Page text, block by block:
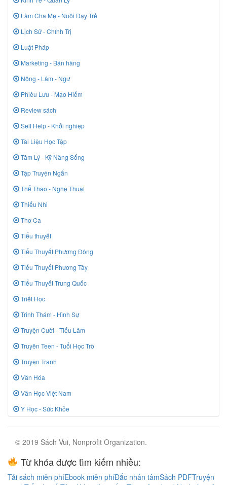
Làm Cha Mẹ - Nuôi Dạy Trẻ
Lịch Sử - Chính Trị
Luật Pháp
Marketing - Bán hàng
Nông - Lâm - Ngư
Phiêu Lưu - Mạo Hiểm
Review sách
Self Help - Khởi nghiệp
Tài Liệu Học Tập
Tâm Lý - Kỹ Năng Sống
Tập Truyện Ngắn
Thể Thao - Nghệ Thuật
Thiếu Nhi
Thơ Ca
Tiểu thuyết
Tiểu Thuyết Phương Đông
Tiểu Thuyết Phương Tây
Tiểu Thuyết Trung Quốc
Triết Học
Trinh Thám - Hình Sự
Truyện Cười - Tiếu Lâm
Truyên Teen - Tuổi Học Trò
Truyện Tranh
Văn Hóa
Văn Học Việt Nam
Y Học - Sức Khỏe
© 2019 Sách Vui, Nonprofit Organization.
Từ khóa được tìm kiếm nhiều:
Tải sách miễn phíEbook miễn phíĐắc nhân tâmSách PDFTruyện